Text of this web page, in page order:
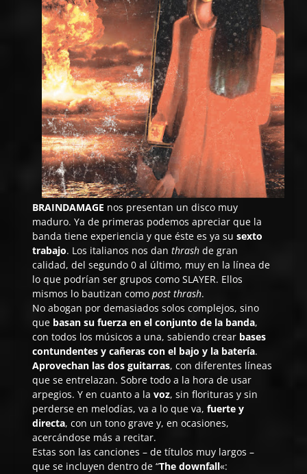
BRAINDAMAGE nos presentan un disco muy
maduro. Ya de primeras podemos apreciar que la
banda tiene experiencia y que éste es ya susexto
trabajo. Los italianos nos danthrash de gran
calidad, del segundo 0 al último, muy en la línea de
lo que podrían ser grupos como SLAYER. Ellos
mismos lo bautizan comopost thrash.
No abogan por demasiados solos complejos, sino
que basan su fuerza en el conjunto de la banda,
con todos los músicos a una, sabiendo crear bases
contundentes y cañeras con el bajo y la batería.
Aprovechan las dos guitarras, con diferentes líneas
que se entrelazan. Sobre todo a la hora de usar
arpegios. Y en cuanto a lavoz, sin florituras y sin
perderse en melodías, va a lo que va,fuerte y
directa, con un tono grave y, en ocasiones,
acercándose más a recitar.
Estas son las canciones – de títulos muy largos –
que se incluyen dentro de “The downfall«: